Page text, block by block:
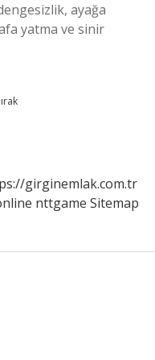
ayağa
yatma ve sinir
girginemlak.com.tr
nttgame Sitemap